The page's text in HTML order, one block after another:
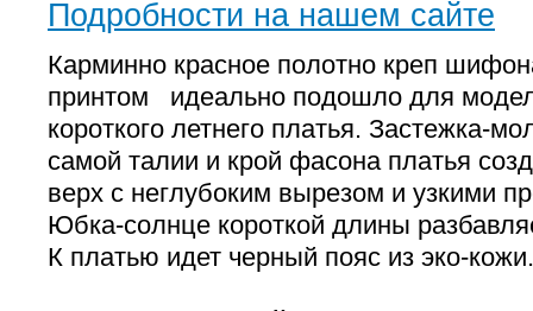
Подробности на нашем сайте
Карминно красное полотно креп
принтом идеально подошло для
короткого летнего платья. Застежка-
самой талии и крой фасона платья
верх с неглубоким вырезом и узкими
Юбка-солнце короткой длины
К платью идет черный пояс из эко-кожи.